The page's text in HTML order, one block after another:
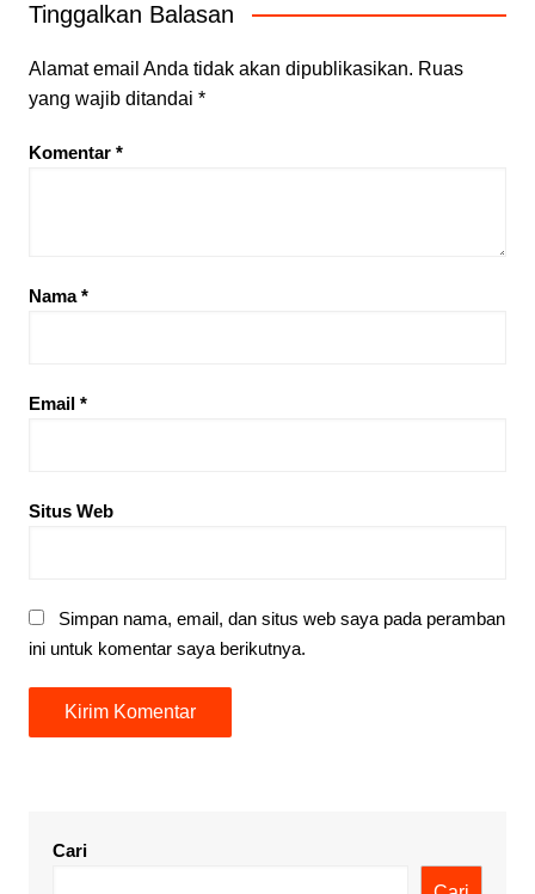
Tinggalkan Balasan
Alamat email Anda tidak akan dipublikasikan. Ruas
yang wajib ditandai *
Komentar *
Nama*
Email *
Situs Web
Simpan nama, email, dan situs web saya pada peramban
ini untuk komentar saya berikutnya.
Cari